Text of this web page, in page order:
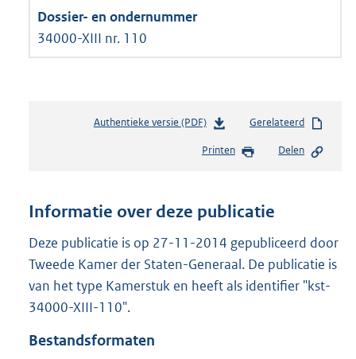
34000-XIII nr. 110
Authentieke versie (PDF)b
s
n
s
r
o
Gerelateerd
Printen Delen
Informatie over deze publicatie
Deze publicatie is op 27-11-2014 gepubliceerd door
Tweede Kamer der Staten-Generaal. De publicatie is
van het type Kamerstuk en heeft als identifier "kst-
34000-XIII-110".
Bestandsformaten